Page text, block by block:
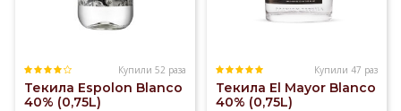
Купили 52 раза
Текила Espolon Blanco
40% (0,75L)
Купили 47 раз
Текила El Mayor Blanco
40% (0,75L)